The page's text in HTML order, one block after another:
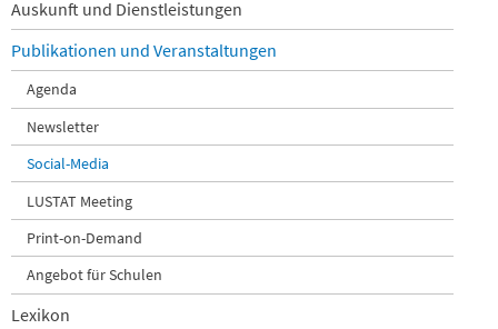
Navigation
überspringen
Auskunft und Dienstleistungen
Publikationen und Veranstaltungen
Agenda
Newsletter
Social-Media
LUSTAT Meeting
Print-on-Demand
Angebot für Schulen
Lexikon